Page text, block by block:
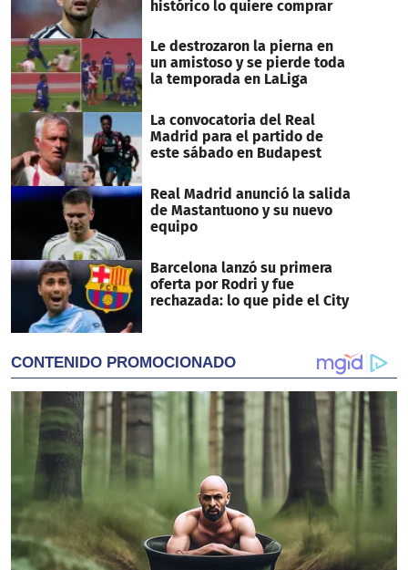
histórico lo quiere comprar
Le destrozaron la pierna en
un amistoso y se pierde toda
la temporada en LaLiga
La convocatoria del Real
Madrid para el partido de
este sábado en Budapest
Real Madrid anunció la salida
de Mastantuono y su nuevo
equipo
Barcelona lanzó su primera
oferta por Rodri y fue
rechazada: lo que pide el City